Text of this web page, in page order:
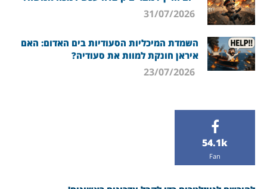
השמדת המיכליות הסעודיות בים האדום: האם
איראן חונקת למוות את סעודיה?
54.1k
Fan